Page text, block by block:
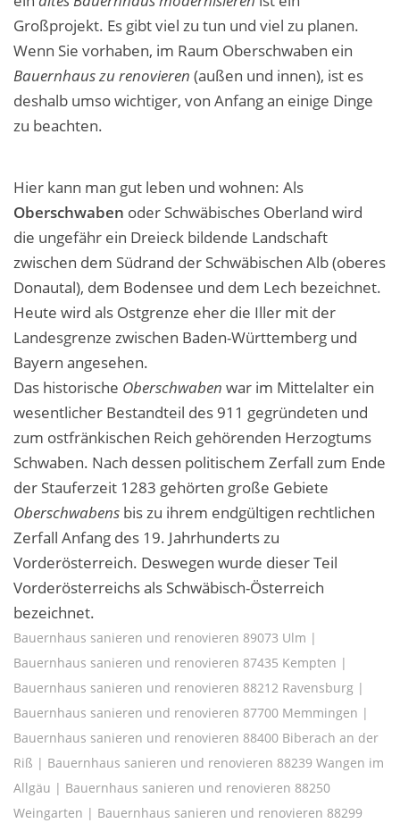
Großprojekt. Es gibt viel zu tun und viel zu planen.
Wenn Sie vorhaben, im Raum Oberschwaben ein
Bauernhaus zu renovieren (außen und innen), ist es
deshalb umso wichtiger, von Anfang an einige Dinge
zu beachten.
Hier kann man gut leben und wohnen: Als
Oberschwaben oder Schwäbisches Oberland wird
die ungefähr ein Dreieck bildende Landschaft
zwischen dem Südrand der Schwäbischen Alb (oberes
Donautal), dem Bodensee und dem Lech bezeichnet.
Heute wird als Ostgrenze eher die Iller mit der
Landesgrenze zwischen Baden-Württemberg und
Bayern angesehen.
Das historische Oberschwaben war im Mittelalter ein
wesentlicher Bestandteil des 911 gegründeten und
zum ostfränkischen Reich gehörenden Herzogtums
Schwaben. Nach dessen politischem Zerfall zum Ende
der Stauferzeit 1283 gehörten große Gebiete
Oberschwabens bis zu ihrem endgültigen rechtlichen
Zerfall Anfang des 19. Jahrhunderts zu
Vorderösterreich. Deswegen wurde dieser Teil
Vorderösterreichs als Schwäbisch-Österreich
bezeichnet.
Bauernhaus sanieren und renovieren 89073 Ulm |
Bauernhaus sanieren und renovieren 87435 Kempten |
Bauernhaus sanieren und renovieren 88212 Ravensburg |
Bauernhaus sanieren und renovieren 87700 Memmingen |
Bauernhaus sanieren und renovieren 88400 Biberach an der
Riß | Bauernhaus sanieren und renovieren 88239 Wangen im
Allgäu | Bauernhaus sanieren und renovieren 88250
Weingarten | Bauernhaus sanieren und renovieren 88299